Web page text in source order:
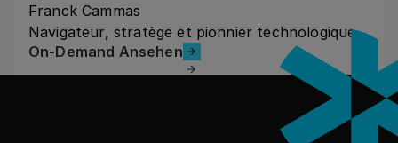
Franck Cammas
Navigateur, stratège et pionnier technologique
On-Demand Ansehen
On-Demand Ansehen